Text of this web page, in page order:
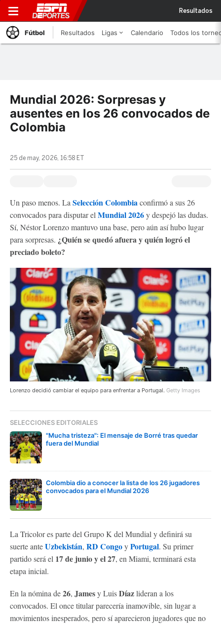
Resultados
Fútbol Resultados Ligas Calendario Todos los
Mundial 2026: Sorpresas y
ausentes en los 26 convocados de
Colombia
25 de may, 2026, 16:58 ET
Un paso menos. La Selección Colombiaconfirmó a sus 26
convocados para disputar el Mundial 2026y despejó las dudas.
Sí, Néstor Lorenzo mantuvo una base, pero aún así hubo lugar
para sorpresas. ¿Quién se quedó afuera y quién logró el
preciado boleto?
Lorenzo decidió cambiar el equipo para enfrentar a Portugal. Getty Images
SELECCIONES EDITORIALES
"Mucha tristeza": El mensaje de Borré tras quedar
fuera del Mundial
Colombia dio a conocer la lista de los 26 jugadores
convocados para el Mundial 2026
La Tricolor es parte del Grupo K del Mundial y definirá su
suerte anteUzbekistán, RD CongoyPortugal. Su primer
partido será el 17 de junio y el 27, en Miami, terminará esta
etapa inicial.
En la nómina de26, Jamesy LuisDíazlideran a los
convocados. El once titular parecería inamovible, sin lugar a
movimientos inesperados, pero sí aparecieron jugadores que no